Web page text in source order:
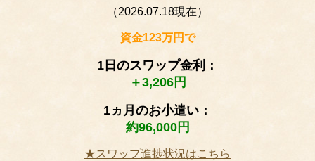
（2026.07.18現在）
資金123万円で
1日のスワップ金利：
＋3,206円
1ヵ月のお小遣い：
約96,000円
★スワップ進捗状況はこちら